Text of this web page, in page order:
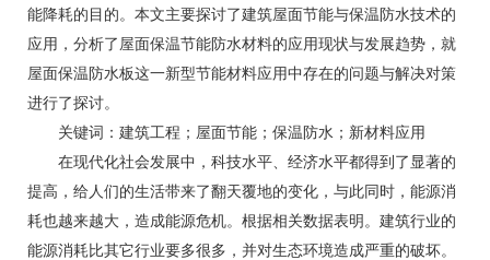
能降耗的目的。本文主要探讨了建筑屋面节能与保温防水技术的
应用，分析了屋面保温节能防水材料的应用现状与发展趋势，就
屋面保温防水板这一新型节能材料应用中存在的问题与解决对策
进行了探讨。
关键词：建筑工程；屋面节能；保温防水；新材料应用
在现代化社会发展中，科技水平、经济水平都得到了显著的
提高，给人们的生活带来了翻天覆地的变化，与此同时，能源消
耗也越来越大，造成能源危机。根据相关数据表明。建筑行业的
能源消耗比其它行业要多很多，并对生态环境造成严重的破坏。